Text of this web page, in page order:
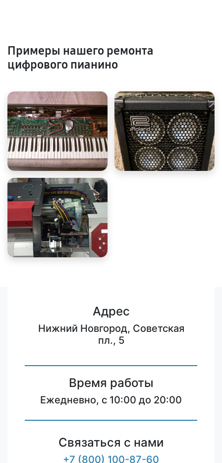
Примеры нашего ремонта
цифрового пианино
Адрес
Нижний Новгород, Советская
пл., 5
Время работы
Ежедневно, с 10:00 до 20:00
Связаться с нами
+7 (800) 100-87-60